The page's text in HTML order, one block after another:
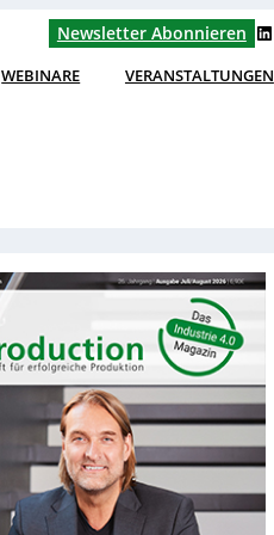
Newsletter Abonnieren LinkedIn
WEBINARE VERANSTALTUNGEN